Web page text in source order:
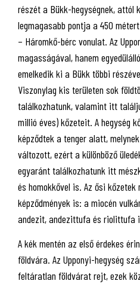
részét a Bükk-hegységnek, attól
legmagasabb pontja a 450
– Háromkő-bérc vonulat. Az
magasságával, hanem
emelkedik ki a Bükk többi
Viszonylag kis területen sok
találkozhatunk, valamint itt
millió éves) kőzeteit. A hegység
képződtek a tenger alatt,
változott, ezért a különböző
egyaránt találkozhatunk itt
és homokkővel is. Az ősi
képződmények is: a miocén
andezit, andezittufa és riolittufa
A kék mentén az első érdekes
földvára. Az Upponyi-hegység
feltáratlan földvárat rejt, ezek